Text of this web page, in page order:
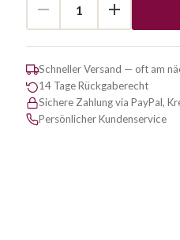
Schneller Versand — oft am
14 Tage Rückgaberecht
Sichere Zahlung via PayPal,
Persönlicher Kundenservice